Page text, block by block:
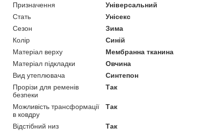
Призначення
Універсальний
Стать
Унісекс
Сезон
Зима
Колір
Синій
Матеріал верху
Мембранна тканина
Матеріал підкладки
Овчина
Вид утеплювача
Синтепон
Прорізи для ременів
безпеки
Так
Можливість трансформації
в ковдру
Так
Відстібний низ
Так